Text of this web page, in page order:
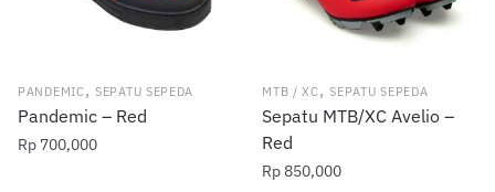
PANDEMIC ,SEPATU SEPEDA
Pandemic – Red
Rp 700,000
MTB / XC ,SEPATU SEPEDA
Sepatu MTB/XC Avelio –
Red
Rp850,000